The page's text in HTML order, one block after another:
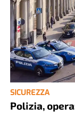
SICUREZZA
Polizia,